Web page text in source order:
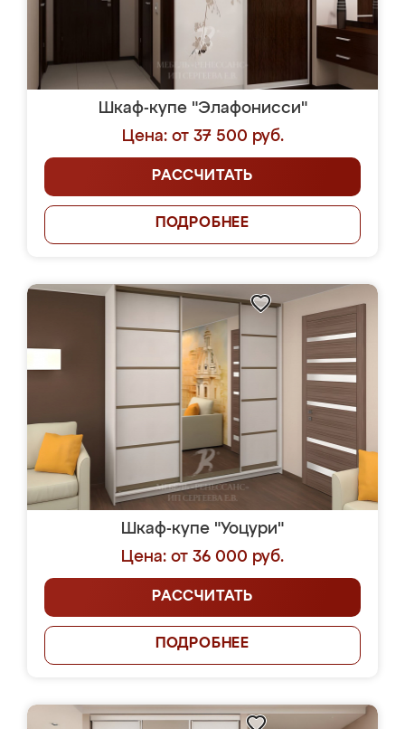
Шкаф-купе "Элафонисси"
Цена: от 37 500 руб.
РАССЧИТАТЬ
ПОДРОБНЕЕ
Шкаф-купе "Уоцури"
Цена: от 36 000 руб.
РАССЧИТАТЬ
ПОДРОБНЕЕ